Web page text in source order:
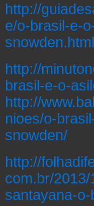
http://
e/o-brasil-e-
snowden.html
http://
brasil-e-o-
http://
nioes/o-
snowden/
http://
com.br/
santayana-